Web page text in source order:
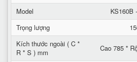
Model
KS160B
Trọng lượng
Kích thước ngoài ( C *
R * S ) mm
Cao 785 *